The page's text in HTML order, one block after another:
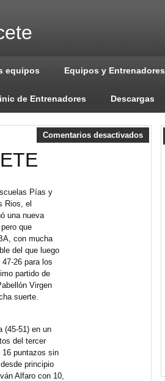
equipos Equipos y Entrenadores
de Entrenadores Descargas
Comentarios desactivados
Pías y
Rios, el
una nueva
que
con mucha
del que luego
26 para los
partido de
Virgen
suerte.
(45-51) en un
del tercer
16 puntazos sin
principio
Alfaro con 10,